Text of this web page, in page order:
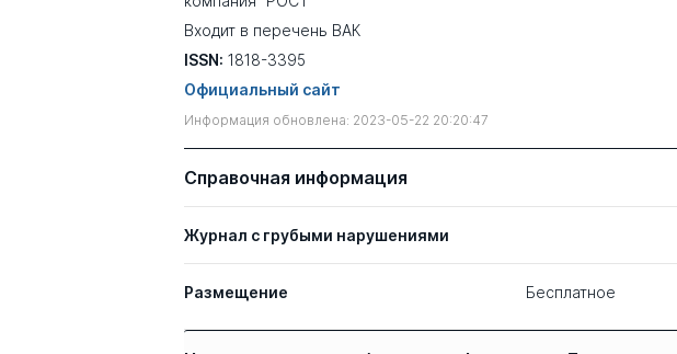
Входит в перечень ВАК
ISSN: 1818-3395
Официальный сайт
Информация обновлена: 2023-05-22 20:20:47
Справочная информация
Журнал с грубыми нарушениями
Размещение Бесплатное